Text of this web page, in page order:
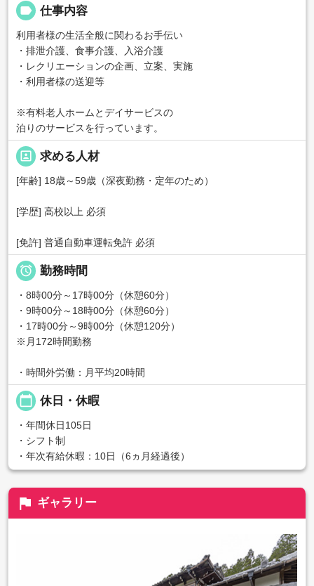
label 仕事内容
利用者様の生活全般に関わるお手伝い
・排泄介護、食事介護、入浴介護
・レクリエーションの企画、立案、実施
・利用者様の送迎等
※有料老人ホームとデイサービスの
泊りのサービスを行っています。
portrait 求める人材
[年齢] 18歳～59歳（深夜勤務・定年のため）
[学歴] 高校以上 必須
[免許] 普通自動車運転免許 必須
 勤務時間
・8時00分～17時00分（休憩60分）
・9時00分～18時00分（休憩60分）
・17時00分～9時00分（休憩120分）
※月172時間勤務
・時間外労働：月平均20時間
calendar_today 休日・休暇
・年間休日105日
・シフト制
・年次有給休暇：10日（6ヵ月経過後）
flag ギャラリー